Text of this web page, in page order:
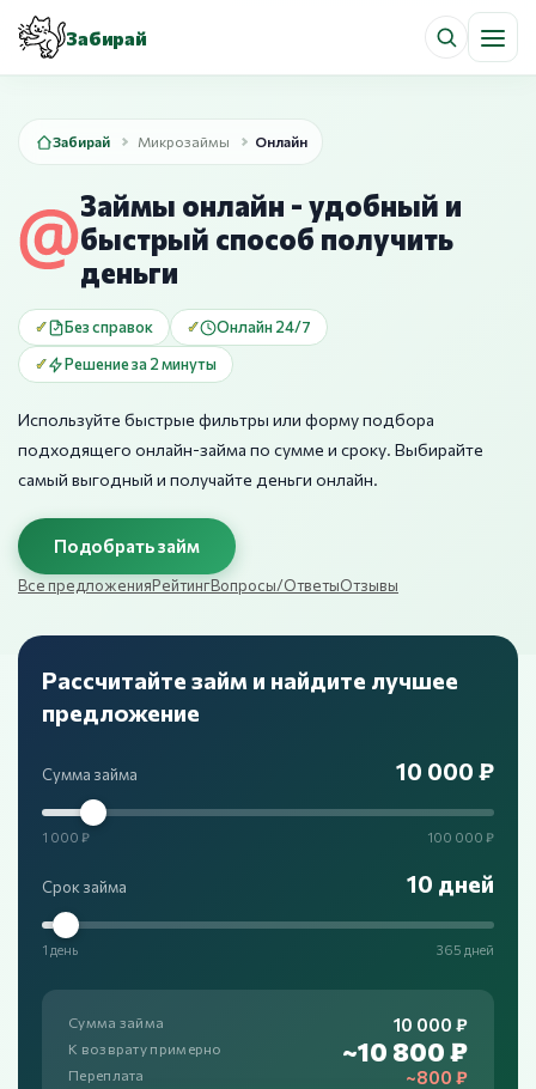
Забирай
Забирай Микрозаймы Онлайн
Займы онлайн - удобный и
быстрый способ получить
деньги
Без справок
Онлайн 24/7
Решение за 2 минуты
Используйте быстрые фильтры или форму подбора
подходящего онлайн-займа по сумме и сроку. Выбирайте
самый выгодный и получайте деньги онлайн.
Подобрать займ
Все предложенияРейтингВопросы/ОтветыОтзывы
Рассчитайте займ и найдите лучшее
предложение
Сумма займа 10 000 ₽
1 000 ₽ 100 000 ₽
Срок займа 10 дней
1 день 365 дней
Сумма займа 10 000 ₽
К возврату примерно ~10 800 ₽
Переплата ~800 ₽